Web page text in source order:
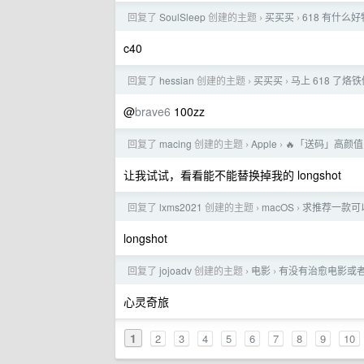
回复了 SoulSleep创建的主题 › 买买买 › 618 有什么好
c40
回复了 hessian 创建的主题 › 买买买 › 马上 618 了烙
@brave6 100zz
回复了 macing 创建的主题 › Apple › 🔥「送码」高颜
让我试试，看看能不能替换掉我的 longshot
回复了 lxms2021 创建的主题 › macOS › 求推荐一款
longshot
回复了 jojoadv创建的主题 › 电影 › 有没有治愈电影或
心灵奇旅
1 2 3 4 5 6 7 8 9 10